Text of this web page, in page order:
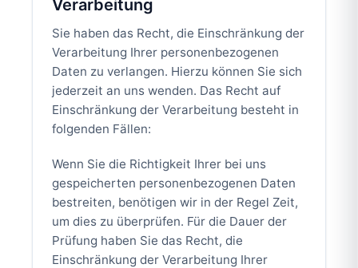
Verarbeitung
Sie haben das Recht, die Einschränkung der
Verarbeitung Ihrer personenbezogenen
Daten zu verlangen. Hierzu können Sie sich
jederzeit an uns wenden. Das Recht auf
Einschränkung der Verarbeitung besteht in
folgenden Fällen:
Wenn Sie die Richtigkeit Ihrer bei uns
gespeicherten personenbezogenen Daten
bestreiten, benötigen wir in der Regel Zeit,
um dies zu überprüfen. Für die Dauer der
Prüfung haben Sie das Recht, die
Einschränkung der Verarbeitung Ihrer